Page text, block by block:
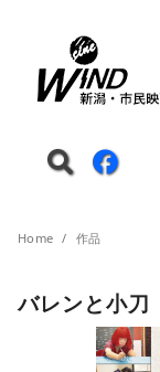
Home 作品
バレンと小